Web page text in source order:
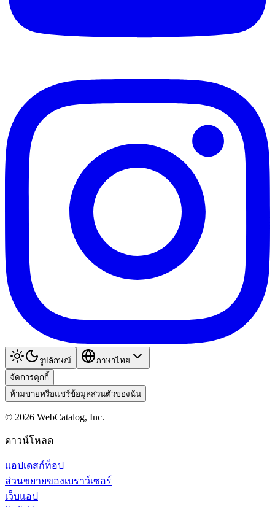
รูปลักษณ์
ภาษาไทย
จัดการคุกกี้
ห้ามขายหรือแชร์ข้อมูลส่วนตัวของฉัน
© 2026 WebCatalog, Inc.
ดาวน์โหลด
แอปเดสก์ท็อป
ส่วนขยายของเบราว์เซอร์
เว็บแอป